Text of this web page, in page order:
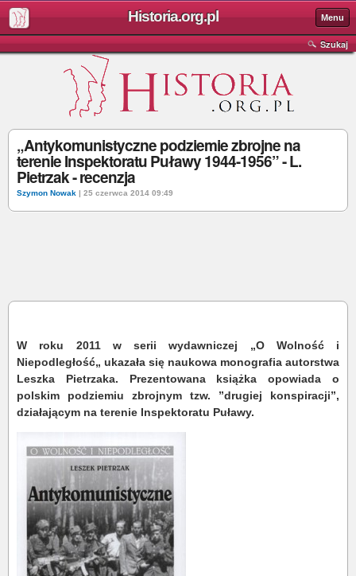
Historia.org.pl Menu
Szukaj
„Antykomunistyczne podziemie zbrojne na
terenie Inspektoratu Puławy 1944-1956” - L.
Pietrzak - recenzja
Szymon Nowak | 25 czerwca 2014 09:49
W roku 2011 w serii wydawniczej „O Wolność i
Niepodległość„ ukazała się naukowa monografia autorstwa
Leszka Pietrzaka. Prezentowana książka opowiada o
polskim podziemiu zbrojnym tzw. ”drugiej konspiracji”,
działającym na terenie Inspektoratu Puławy.